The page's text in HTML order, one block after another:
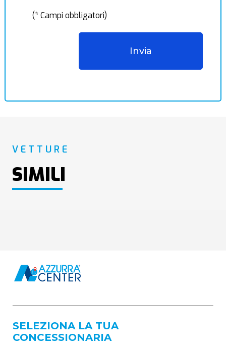
(* Campi obbligatori)
VETTURE
SIMILI
SELEZIONA LA TUA
CONCESSIONARIA